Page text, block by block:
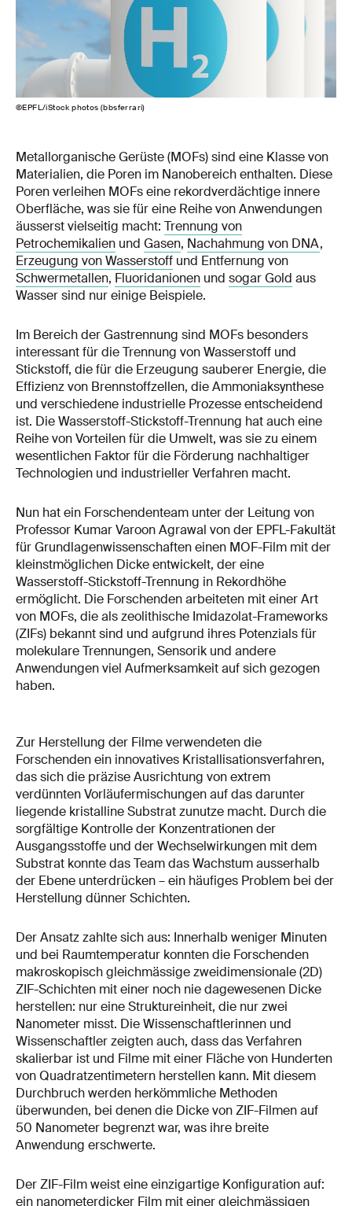
©EPFL/iStock photos (bbsferrari)
Metallorganische Gerüste (MOFs) sind eine Klasse von
Materialien, die Poren im Nanobereich enthalten. Diese
Poren verleihen MOFs eine rekordverdächtige innere
Oberfläche, was sie für eine Reihe von Anwendungen
äusserst vielseitig macht: Trennung von
Petrochemikalien und Gasen, Nachahmung von DNA,
Erzeugung von Wasserstoff und Entfernung von
Schwermetallen, Fluoridanionen und sogar Gold aus
Wasser sind nur einige Beispiele.
Im Bereich der Gastrennung sind MOFs besonders
interessant für die Trennung von Wasserstoff und
Stickstoff, die für die Erzeugung sauberer Energie, die
Effizienz von Brennstoffzellen, die Ammoniaksynthese
und verschiedene industrielle Prozesse entscheidend
ist. Die Wasserstoff-Stickstoff-Trennung hat auch eine
Reihe von Vorteilen für die Umwelt, was sie zu einem
wesentlichen Faktor für die Förderung nachhaltiger
Technologien und industrieller Verfahren macht.
Nun hat ein Forschendenteam unter der Leitung von
Professor Kumar Varoon Agrawal von der EPFL-Fakultät
für Grundlagenwissenschaften einen MOF-Film mit der
kleinstmöglichen Dicke entwickelt, der eine
Wasserstoff-Stickstoff-Trennung in Rekordhöhe
ermöglicht. Die Forschenden arbeiteten mit einer Art
von MOFs, die als zeolithische Imidazolat-Frameworks
(ZIFs) bekannt sind und aufgrund ihres Potenzials für
molekulare Trennungen, Sensorik und andere
Anwendungen viel Aufmerksamkeit auf sich gezogen
haben.
Zur Herstellung der Filme verwendeten die
Forschenden ein innovatives Kristallisationsverfahren,
das sich die präzise Ausrichtung von extrem
verdünnten Vorläufermischungen auf das darunter
liegende kristalline Substrat zunutze macht. Durch die
sorgfältige Kontrolle der Konzentrationen der
Ausgangsstoffe und der Wechselwirkungen mit dem
Substrat konnte das Team das Wachstum ausserhalb
der Ebene unterdrücken – ein häufiges Problem bei der
Herstellung dünner Schichten.
Der Ansatz zahlte sich aus: Innerhalb weniger Minuten
und bei Raumtemperatur konnten die Forschenden
makroskopisch gleichmässige zweidimensionale (2D)
ZIF-Schichten mit einer noch nie dagewesenen Dicke
herstellen: nur eine Struktureinheit, die nur zwei
Nanometer misst. Die Wissenschaftlerinnen und
Wissenschaftler zeigten auch, dass das Verfahren
skalierbar ist und Filme mit einer Fläche von Hunderten
von Quadratzentimetern herstellen kann. Mit diesem
Durchbruch werden herkömmliche Methoden
überwunden, bei denen die Dicke von ZIF-Filmen auf
50 Nanometer begrenzt war, was ihre breite
Anwendung erschwerte.
Der ZIF-Film weist eine einzigartige Konfiguration auf:
ein nanometerdicker Film mit einer gleichmässigen